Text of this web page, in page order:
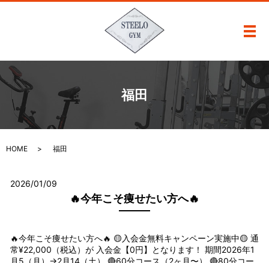
メ
福田
HOME 福田
2026/01/09
🔥今年こそ痩せたい方へ🔥
🔥今年こそ痩せたい方へ🔥 🟡入会金無料キャンペーン実施中🟡 通
常¥22,000（税込）が 入会金【0円】となります！ 期間2026年1